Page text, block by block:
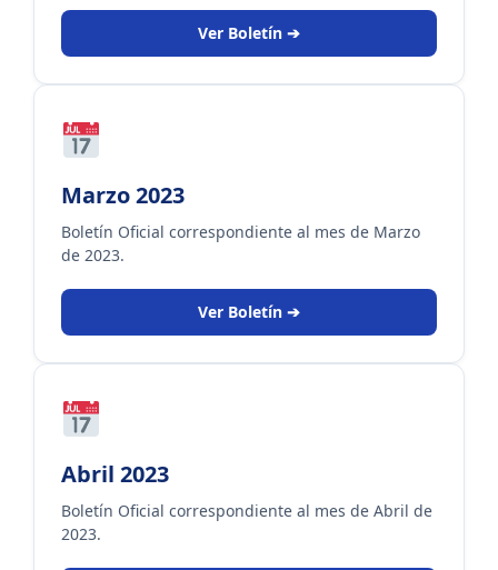
Ver Boletín ➔
Marzo 2023
Boletín Oficial correspondiente al mes de Marzo
de 2023.
Ver Boletín ➔
Abril 2023
Boletín Oficial correspondiente al mes de Abril de
2023.